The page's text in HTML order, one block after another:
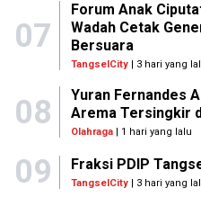
07
Forum Anak
Wadah Cetak
Bersuara
TangselCity| 3 hari yang
08
Yuran Fernandes
Arema Tersingkir
Olahraga| 1 hari yang lalu
09 Fraksi PDIP
TangselCity | 3 hari yang